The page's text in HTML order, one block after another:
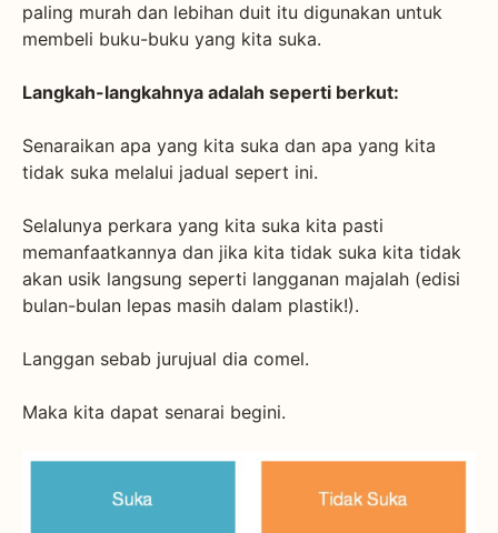
paling murah dan lebihan duit itu digunakan untuk
membeli buku-buku yang kita suka.
Langkah-langkahnya adalah seperti berkut:
Senaraikan apa yang kita suka dan apa yang kita
tidak suka melalui jadual sepert ini.
Selalunya perkara yang kita suka kita pasti
memanfaatkannya dan jika kita tidak suka kita tidak
akan usik langsung seperti langganan majalah (edisi
bulan-bulan lepas masih dalam plastik!).
Langgan sebab jurujual dia comel.
Maka kita dapat senarai begini.